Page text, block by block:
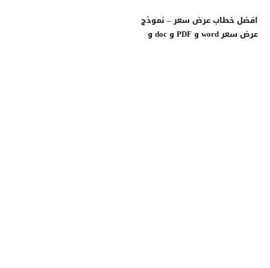
افضل خطاب عرض سعر – نموذج
عرض سعر word و PDF و doc و